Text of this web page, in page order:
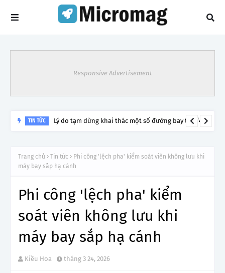
Responsive Advertisement
TIN TỨC Lý do tạm dừng khai thác một số đường bay từ 1/4
Trang chủ Tin tức
Phi công 'lệch pha' kiểm soát viên không lưu khi
máy bay sắp hạ cánh
Phi công 'lệch pha' kiểm
soát viên không lưu khi
máy bay sắp hạ cánh
Kiều Hoa tháng 3 24, 2026